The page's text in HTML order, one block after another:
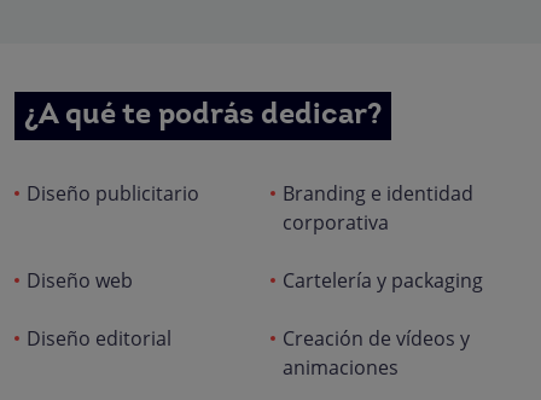
¿A qué te podrás dedicar?
Diseño publicitario
Branding e identidad
corporativa
Diseño web Cartelería y packaging
Diseño editorial
Creación de vídeos y
animaciones